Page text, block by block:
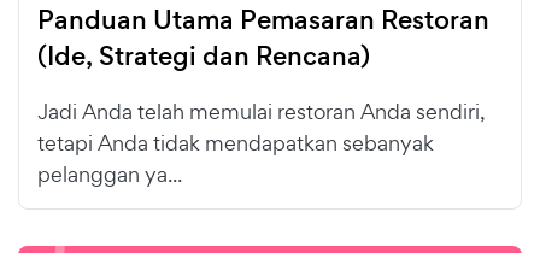
Panduan Utama Pemasaran Restoran
(Ide, Strategi dan Rencana)
Jadi Anda telah memulai restoran Anda sendiri,
tetapi Anda tidak mendapatkan sebanyak
pelanggan ya...